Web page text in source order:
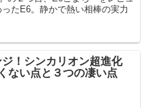
たE6。静かで熱い相棒の実力
！シンカリオン超進化
ない点と３つの凄い点